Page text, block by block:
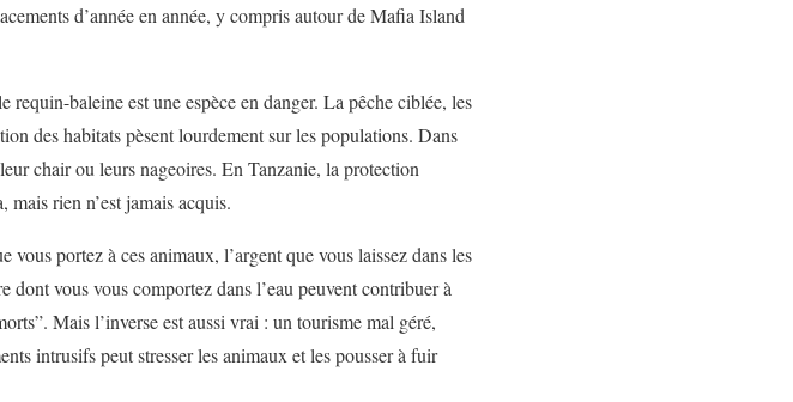
d’année en année, y compris autour de Mafia Island
baleine est une espèce en danger. La pêche ciblée, les
des habitats pèsent lourdement sur les populations. Dans
chair ou leurs nageoires. En Tanzanie, la protection
rien n’est jamais acquis.
portez à ces animaux, l’argent que vous laissez dans les
dont vous vous comportez dans l’eau peuvent contribuer à
Mais l’inverse est aussi vrai : un tourisme mal géré,
intrusifs peut stresser les animaux et les pousser à fuir